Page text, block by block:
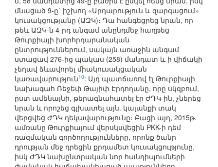
մնացած 9-ը` իշխող «Արդարություն և զարգացում»
կուսակցությանը (ԱԶԿ)։ Դա հանգեցրեց նրան, որ
թեև ԱԶԿ-ն 4-րդ անգամ անընդմեջ հաղթեց
Թուրքիայի խորհրդարանական
ընտրություններում, սակայն առաջին անգամ
ստացավ 276-ից պակաս (258) մանդատ և ի վիճակի
չեղավ ձևավորել միակուսակցական
կառավարություն10: Այդ պատճառով էլ Թուրքիայի
նախագահ Ռեջեփ Թայիփ Էրդողանը, որը սկզբում,
ըստ ամենայնի, թերագնահատել էր ԺԴԿ-ին, չներեց
նրան և որոշեց գլխատել այն. կալանքի տակ
վերցվեց ԺԴԿ ղեկավարությունը։ Բացի այդ, 2015թ.
ամռանը Թուրքիայում վերսկսվեցին PKK-ի դեմ
ռազմական գործողությունները, որոնք ծանր
դրության մեջ դրեցին քրդամետ կուսակցությունը,
իսկ ԺԴԿ նախընտրական նոր հանդիպումների